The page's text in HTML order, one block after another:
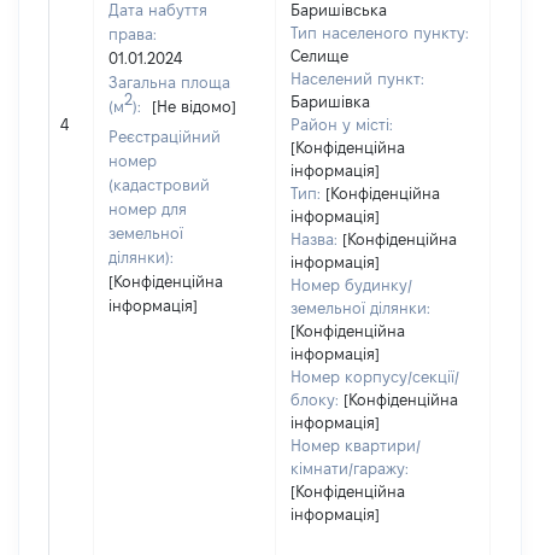
4
Дата набуття
права:
01.01.2024
Загальна площа
(м2):
[Не відомо]
Реєстраційний
номер
(кадастровий
номер для
земельної
ділянки):
[Конфіденційна
інформація]
Баришівська
Тип населеного пункту:
Селище
Населений пункт:
Баришівка
Район у місті:
[Конфіденційна
інформація]
Тип: [Конфіденційна
інформація]
Назва: [Конфіденційна
інформація]
Номер будинку/
земельної ділянки:
[Конфіденційна
інформація]
Номер корпусу/секції/
блоку: [Конфіденційна
інформація]
Номер квартири/
кімнати/гаражу:
[Конфіденційна
інформація]